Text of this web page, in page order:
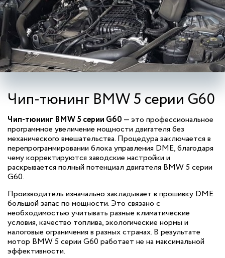
Чип-тюнинг BMW 5 серии G60
Чип-тюнинг BMW 5 серии G60 — это профессиональное
программное увеличение мощности двигателя без
механического вмешательства. Процедура заключается в
перепрограммировании блока управления DME, благодаря
чему корректируются заводские настройки и
раскрывается полный потенциал двигателя BMW 5 серии
G60.
Производитель изначально закладывает в прошивку DME
большой запас по мощности. Это связано с
необходимостью учитывать разные климатические
условия, качество топлива, экологические нормы и
налоговые ограничения в разных странах. В результате
мотор BMW 5 серии G60 работает не на максимальной
эффективности.